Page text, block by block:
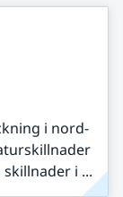
i nord-
i ...